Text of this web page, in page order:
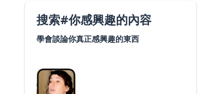
搜索#你感興趣的內容
學會談論你真正感興趣的東西